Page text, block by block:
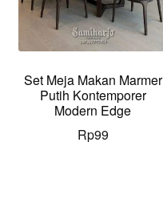
Set Meja Makan Marmer
Putih Kontemporer
Modern Edge
Rp99